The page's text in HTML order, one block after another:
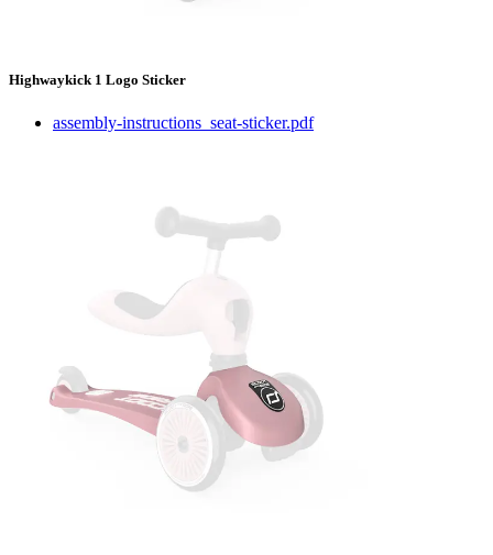
Highwaykick 1 Logo Sticker
assembly-instructions_seat-sticker.pdf